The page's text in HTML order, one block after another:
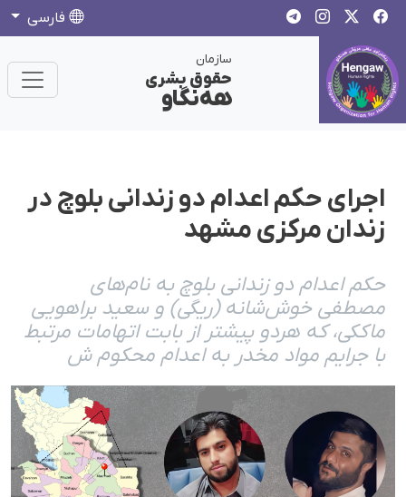
فارسی
سازمان
حقوق بشری
هەنگاو
اجرای حکم اعدام دو زندانی بلوچ در
زندان مرکزی مشهد
حکم اعدام دو زندانی بلوچ به نام‌های
مصطفی خوش‌شانه (ریگی) و سعید براهویی
ماککی، که هردو پیشتر از بابت اتهامات مرتبط
با جرایم مواد مخدر به اعدام محکوم ش